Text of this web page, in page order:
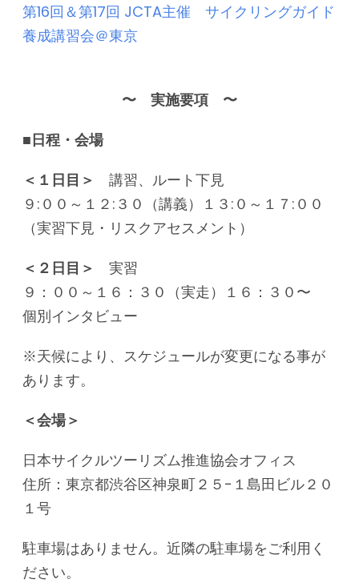
第16回＆第17回 JCTA主催 サイクリングガイド
養成講習会＠東京
〜 実施要項 〜
■日程・会場
＜１日目＞
講習、ルート下見
９:００～１２:３０（講義）１３:０～１７:００
（実習下見・リスクアセスメント）
＜２日目＞
実習
９：００～１６：３０（実走）１６：３０〜
個別インタビュー
※天候により、スケジュールが変更になる事が
あります。
＜会場＞
日本サイクルツーリズム推進協会オフィス
住所：東京都渋谷区神泉町２５−１島田ビル２０
１号
駐車場はありません。近隣の駐車場をご利用く
ださい。